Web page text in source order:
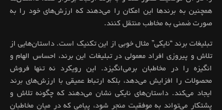
همچنین به برندها این امکان را می‌دهند که ارزش‌های خود را به
صورت ضمنی به مخاطب منتقل کنند.
تبلیغات برند “نایکی” مثال خوبی از این تکنیک است. داستان‌هایی از
تلاش و پیروزی افراد معمولی در تبلیغات این برند، احساس الهام و
انگیزه را در مخاطبان برمی‌انگیزد. این رویکرد نه تنها فروش
محصولات را افزایش می‌دهد، بلکه ارتباط عمیقی با ارزش‌های برند
ایجاد می‌کند. داستان‌های نایکی نشان می‌دهند که چگونه تلاش و
پشتکار می‌تواند به موفقیت منجر شود، پیامی که در میان مخاطبان